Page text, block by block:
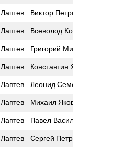
Лаптев Виктор Петрович
Лаптев Всеволод
Лаптев Григорий Михайлович
Лаптев Константин Яковлевич
Лаптев Леонид Семёнович
Лаптев Михаил Яковлевич
Лаптев Павел Васильевич
Лаптев Сергей Петрович